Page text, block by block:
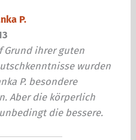
P.
Grund ihrer guten
wurden
P. besondere
Aber die körperlich
die bessere.